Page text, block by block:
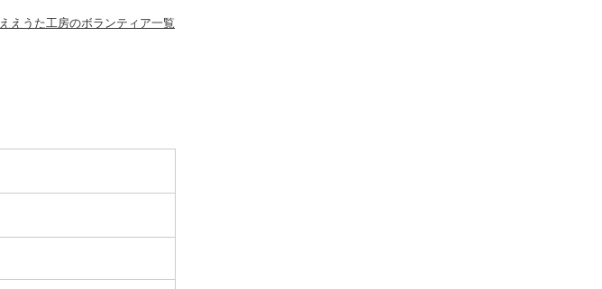
ええうた工房のボランティア一覧